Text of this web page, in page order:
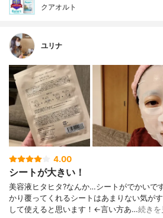
クアオルト
ユリナ
4.00
シートが大きい！
美容液ヒタヒタ?なんか…シートがでかいで
かり覆ってくれるシートはあまりない気が
して使えると思います！←言い方あ…続きを